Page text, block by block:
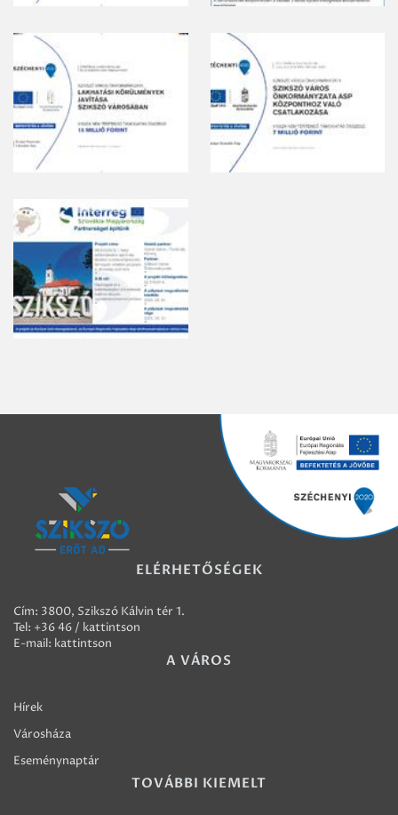
ELÉRHETŐSÉGEK
Cím: 3800, Szikszó Kálvin tér 1.
Tel: +36 46 / kattintson
E-mail: kattintson
A VÁROS
Hírek
Városháza
Eseménynaptár
TOVÁBBI KIEMELT